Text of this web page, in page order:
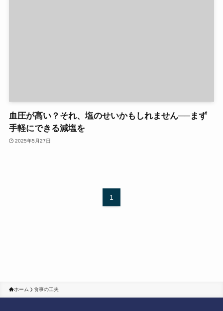
血圧が高い？それ、塩のせいかもしれません──まず
手軽にできる減塩を
2025年5月27日
1
ホーム 食事の工夫